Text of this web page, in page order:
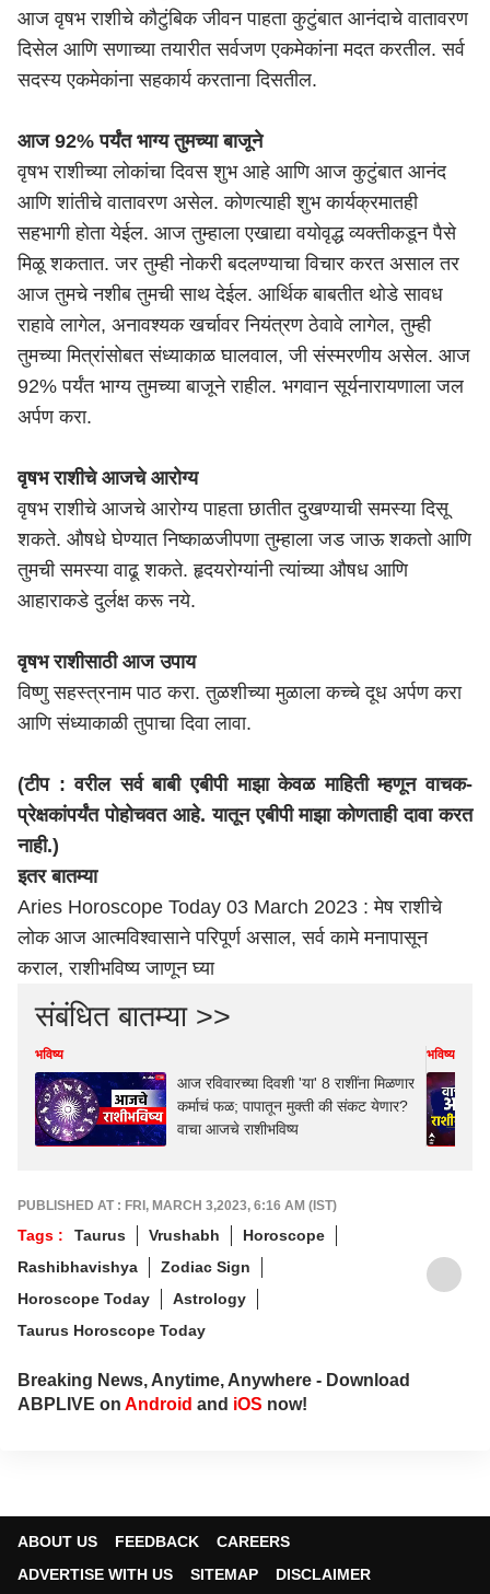
आज वृषभ राशीचे कौटुंबिक जीवन पाहता कुटुंबात आनंदाचे वातावरण
दिसेल आणि सणाच्या तयारीत सर्वजण एकमेकांना मदत करतील. सर्व
सदस्य एकमेकांना सहकार्य करताना दिसतील.
आज 92% पर्यंत भाग्य तुमच्या बाजूने
वृषभ राशीच्या लोकांचा दिवस शुभ आहे आणि आज कुटुंबात आनंद
आणि शांतीचे वातावरण असेल. कोणत्याही शुभ कार्यक्रमातही
सहभागी होता येईल. आज तुम्हाला एखाद्या वयोवृद्ध व्यक्तीकडून पैसे
मिळू शकतात. जर तुम्ही नोकरी बदलण्याचा विचार करत असाल तर
आज तुमचे नशीब तुमची साथ देईल. आर्थिक बाबतीत थोडे सावध
राहावे लागेल, अनावश्यक खर्चावर नियंत्रण ठेवावे लागेल, तुम्ही
तुमच्या मित्रांसोबत संध्याकाळ घालवाल, जी संस्मरणीय असेल. आज
92% पर्यंत भाग्य तुमच्या बाजूने राहील. भगवान सूर्यनारायणाला जल
अर्पण करा.
वृषभ राशीचे आजचे आरोग्य
वृषभ राशीचे आजचे आरोग्य पाहता छातीत दुखण्याची समस्या दिसू
शकते. औषधे घेण्यात निष्काळजीपणा तुम्हाला जड जाऊ शकतो आणि
तुमची समस्या वाढू शकते. हृदयरोग्यांनी त्यांच्या औषध आणि
आहाराकडे दुर्लक्ष करू नये.
वृषभ राशीसाठी आज उपाय
विष्णु सहस्त्रनाम पाठ करा. तुळशीच्या मुळाला कच्चे दूध अर्पण करा
आणि संध्याकाळी तुपाचा दिवा लावा.
(टीप : वरील सर्व बाबी एबीपी माझा केवळ माहिती म्हणून वाचक-
प्रेक्षकांपर्यंत पोहोचवत आहे. यातून एबीपी माझा कोणताही दावा करत
नाही.)
इतर बातम्या
Aries Horoscope Today 03 March 2023 : मेष राशीचे
लोक आज आत्मविश्वासाने परिपूर्ण असाल, सर्व कामे मनापासून
कराल, राशीभविष्य जाणून घ्या
संबंधित बातम्या >>
भविष्य
आज रविवारच्या दिवशी 'या' 8 राशींना मिळणार
कर्माचं फळ; पापातून मुक्ती की संकट येणार?
वाचा आजचे राशीभविष्य
भविष्य
PUBLISHED AT : FRI, MARCH 3,2023, 6:16 AM (IST)
Tags : Taurus Vrushabh
Horoscope
Rashibhavishya
Zodiac Sign
Horoscope Today
Astrology
Taurus Horoscope Today
Breaking News, Anytime, Anywhere - Download
ABPLIVE on Android and iOS now!
ABOUT US FEEDBACK
CAREERS
ADVERTISE WITH US
SITEMAP DISCLAIMER